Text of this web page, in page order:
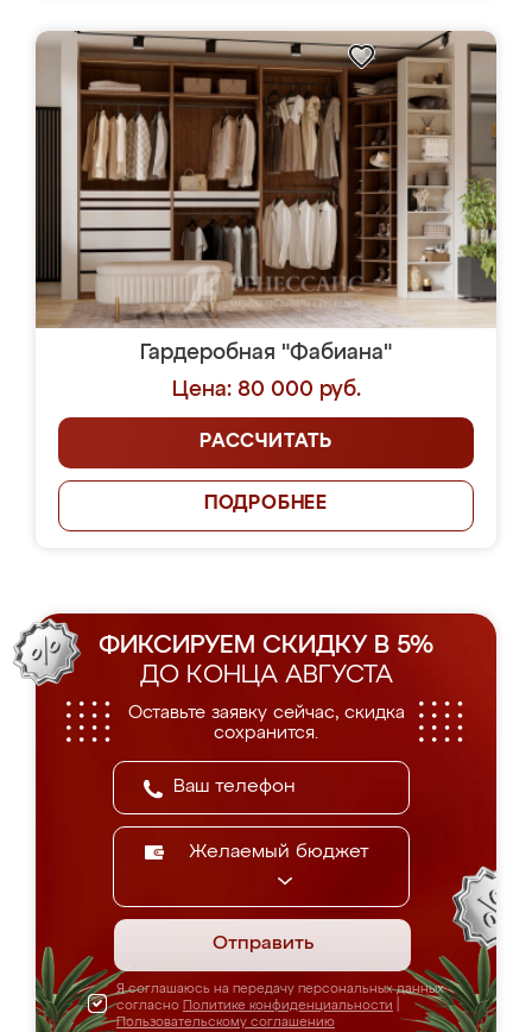
Гардеробная "Фабиана"
Цена: 80 000 руб.
РАССЧИТАТЬ
ПОДРОБНЕЕ
ФИКСИРУЕМ СКИДКУ В 5%
ДО КОНЦА АВГУСТА
Оставьте заявку сейчас, скидка
сохранится.
Желаемый бюджет
Отправить
Я соглашаюсь на передачу персональных данных
согласно Политике конфиденциальности
Пользовательскому соглашению